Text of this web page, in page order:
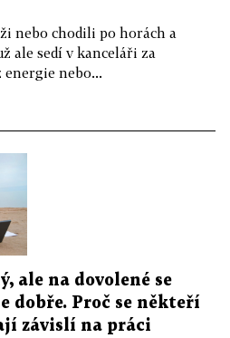
nebo chodili po horách a
ale sedí v kanceláři za
nebo...
ale na dovolené se
dobře. Proč se někteří
závislí na práci